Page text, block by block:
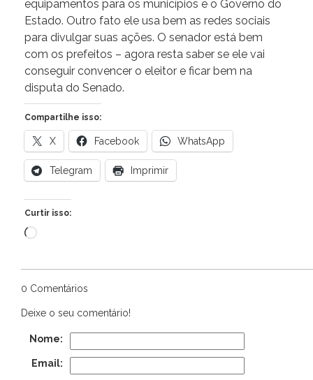
equipamentos para os municípios e o Governo do
Estado. Outro fato ele usa bem as redes sociais
para divulgar suas ações. O senador está bem
com os prefeitos – agora resta saber se ele vai
conseguir convencer o eleitor e ficar bem na
disputa do Senado.
Compartilhe isso:
X Facebook WhatsApp
Telegram Imprimir
Curtir isso:
Carregando...
0 Comentários
Deixe o seu comentário!
Nome:
Email: